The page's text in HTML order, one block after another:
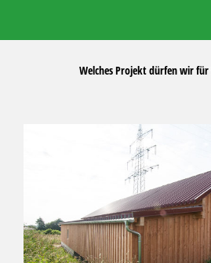
Welches Projekt dürfen wir für